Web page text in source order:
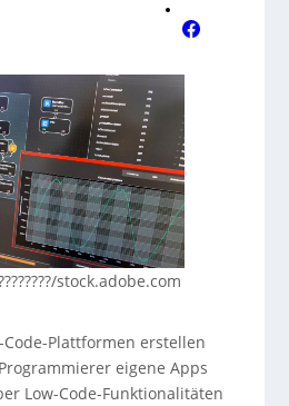
stock.adobe.com
Plattformen erstellen
eigene Apps
Low-Code-Funktionalitäten